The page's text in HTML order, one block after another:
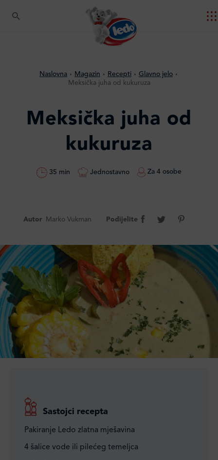
Naslovna Magazin Recepti
Glavno jelo
Meksička juha od kukuruza
Meksička juha od
kukuruza
35 min Jednostavno Za 4 osobe
Autor Marko Vukman Podijelite
Sastojci recepta
Pakiranje Ledo zlatna mješavina
4 šalice vode ili pilećeg temeljca